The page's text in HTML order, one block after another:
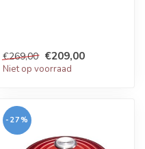
€269,00 €209,00
Niet op voorraad
-27%